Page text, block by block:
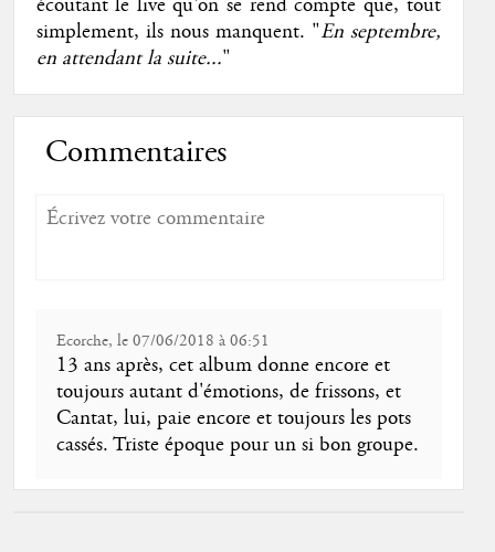
simplement, ils nous manquent. "En septembre,
en attendant la suite..."
Commentaires
Ecorche, le 07/06/2018 à 06:51
13 ans après, cet album donne encore et
toujours autant d'émotions, de frissons, et
Cantat, lui, paie encore et toujours les pots
cassés. Triste époque pour un si bon groupe.